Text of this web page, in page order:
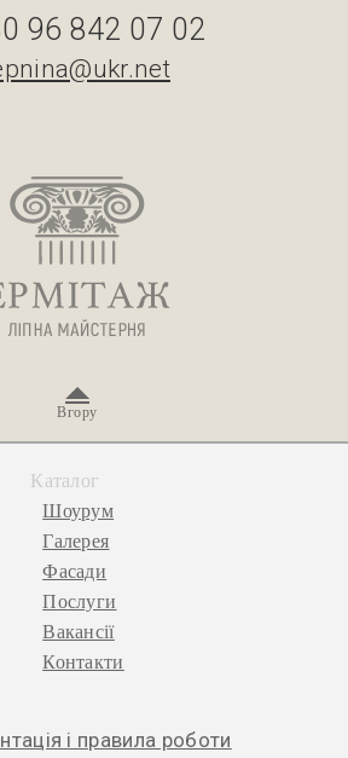
96 842 07 02
Вгору
Каталог
Шоурум
Галерея
Фасади
Послуги
Вакансії
Контакти
і правила роботи